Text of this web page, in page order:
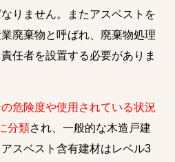
りません。またアスベストを
廃棄物と呼ばれ、廃棄物処理
任者を設置する必要がありま
危険度や使用されている状況
分類され、一般的な木造戸建
スベスト含有建材はレベル3